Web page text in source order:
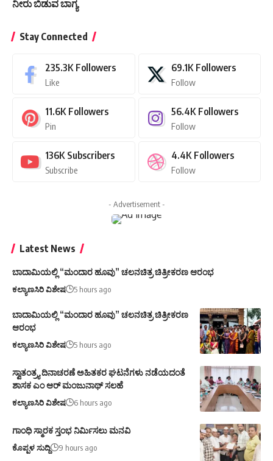
Like
11.6K Followers
136K 4.4K Followers
- Advertisement -
Latest News
ಆರಂಭ
ಕಲ್ಯಾಣಸಿರಿ ವಿಶೇಷ 5 hours ago
ಸ್ವಾತಂತ್ರ್ಯ ದಿನಾಚರಣೆ ಅಹಿತಕರ ಘಟನೆಗಳು ನಡೆಯದಂತೆ
ಶಾಸಕ ಎಂ ಆರ್ ಮಂಜುನಾಥ್ ಸಲಹೆ
ಕಲ್ಯಾಣಸಿರಿ ವಿಶೇಷ
ಗಾಂಧಿ ಸ್ಮಾರಕ ಸ್ತಂಭ ನಿರ್ಮಿಸಲು ಮನವಿ
ಕೊಪ್ಪಳ ಸುದ್ದಿ 9 hours ago
Kalyanasiri>ಕಲ್ಯಾಣಸಿರಿ ವಿಶೇಷ>ತುಂಗಭದ್ರಾ ನದಿ ಎಂದಿನಂತೆ ಲಕ್ಷ ಕ್ಯೂಸೆಕ್ ಒಳಹರಿವು ಕಾಲುವೆಗೆ ನೀರು ಬಿಡುವ ಬಾಗ್ಯ
ಕಲ್ಯಾಣಸಿರಿ ವಿಶೇಷ